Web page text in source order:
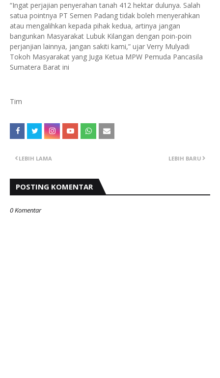
“Ingat perjajian penyerahan tanah 412 hektar dulunya. Salah
satua pointnya PT Semen Padang tidak boleh menyerahkan
atau mengalihkan kepada pihak kedua, artinya jangan
bangunkan Masyarakat Lubuk Kilangan dengan poin-poin
perjanjian lainnya, jangan sakiti kami,” ujar Verry Mulyadi
Tokoh Masyarakat yang Juga Ketua MPW Pemuda Pancasila
Sumatera Barat ini
Tim
LEBIH BARU
LEBIH LAMA
POSTING KOMENTAR
0 Komentar